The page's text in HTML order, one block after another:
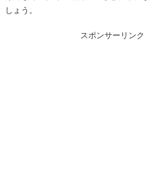
しょう。
スポンサーリンク